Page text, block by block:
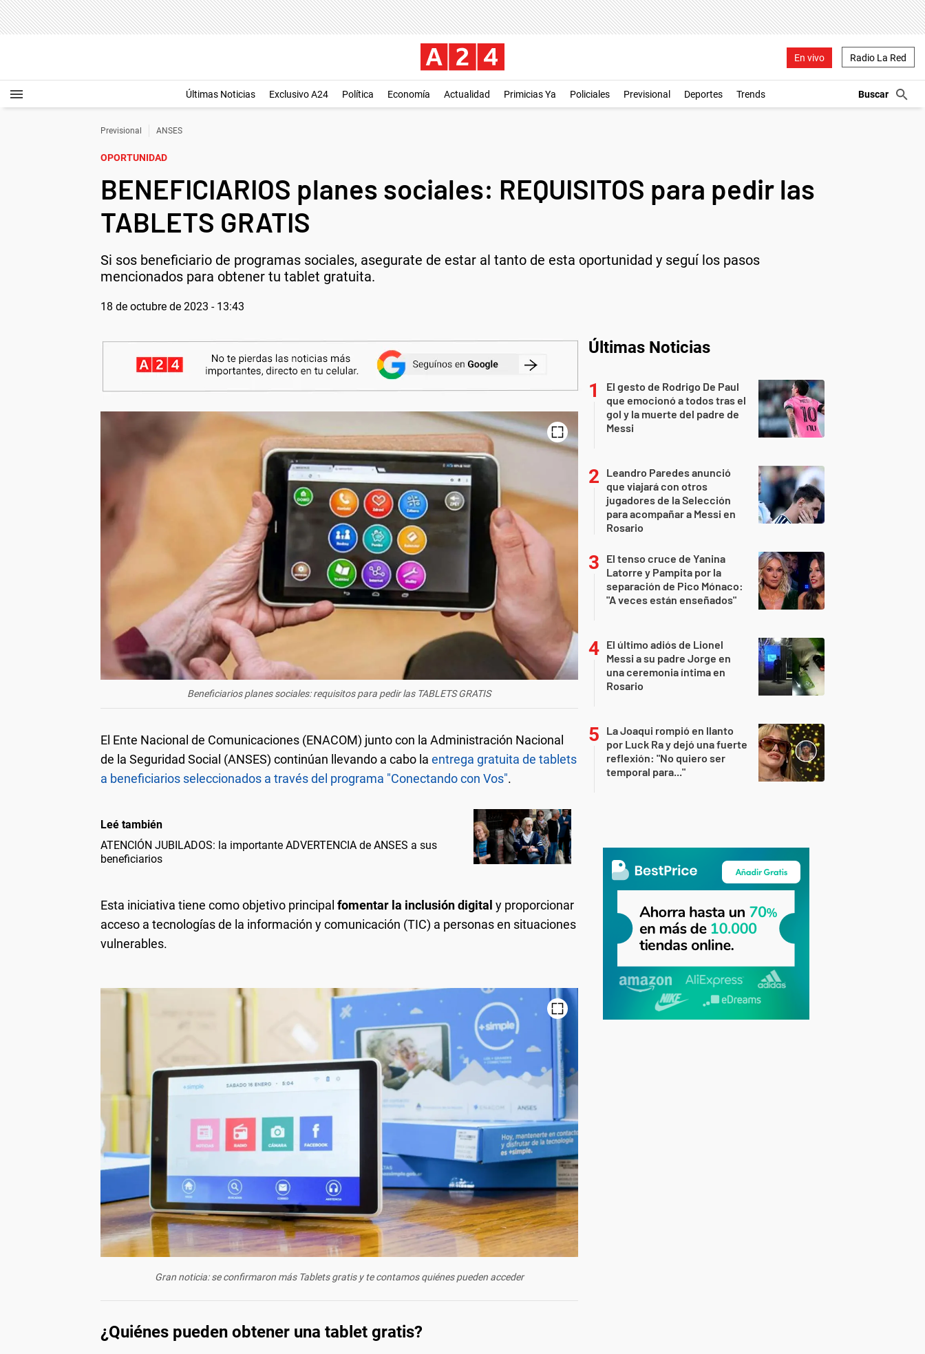
En vivo Radio La Red
Últimas Noticias Exclusivo A24 Política Economía Actualidad Primicias Ya Policiales Previsional Deportes Trends
Previsional ANSES
OPORTUNIDAD
BENEFICIARIOS planes sociales: REQUISITOS para pedir las
TABLETS GRATIS
Si sos beneficiario de programas sociales, asegurate de estar al tanto de esta oportunidad y seguí los pasos
mencionados para obtener tu tablet gratuita.
18 de octubre de 2023 - 13:43
Beneficiarios planes sociales: requisitos para pedir las TABLETS GRATIS
El Ente Nacional de Comunicaciones (ENACOM) junto con la Administración Nacional
de la Seguridad Social (ANSES) continúan llevando a cabo la entrega gratuita de tablets
a beneficiarios seleccionados a través del programa "Conectando con Vos".
Leé también
ATENCIÓN JUBILADOS: la importante ADVERTENCIA de ANSES a sus
beneficiarios
Esta iniciativa tiene como objetivo principal fomentar la inclusión digital y proporcionar
acceso a tecnologías de la información y comunicación (TIC) a personas en situaciones
vulnerables.
Gran noticia: se confirmaron más Tablets gratis y te contamos quiénes pueden acceder
¿Quiénes pueden obtener una tablet gratis?
Últimas Noticias
El gesto de Rodrigo De Paul
que emocionó a todos tras el
gol y la muerte del padre de
Messi
Leandro Paredes anunció
que viajará con otros
jugadores de la Selección
para acompañar a Messi en
Rosario
El tenso cruce de Yanina
Latorre y Pampita por la
separación de Pico Mónaco:
"A veces están enseñados"
El último adiós de Lionel
Messi a su padre Jorge en
una ceremonia íntima en
Rosario
La Joaqui rompió en llanto
por Luck Ra y dejó una fuerte
reflexión: "No quiero ser
temporal para..."